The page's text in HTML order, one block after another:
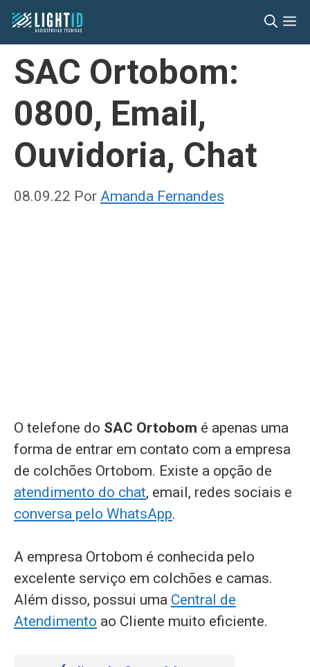
Pular
para
conteúdo
SAC Ortobom:
0800, Email,
Ouvidoria, Chat
08.09.22 Por Amanda Fernandes
O telefone do SAC Ortobom é apenas uma
forma de entrar em contato com a empresa
de colchões Ortobom. Existe a opção de
atendimento do chat, email, redes sociais e
conversa pelo WhatsApp.
A empresa Ortobom é conhecida pelo
excelente serviço em colchões e camas.
Além disso, possui uma Central de
Atendimento ao Cliente muito eficiente.